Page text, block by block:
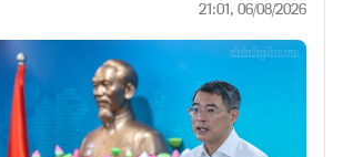
21:01, 06/08/2026